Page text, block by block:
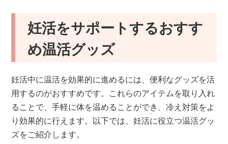
妊活をサポートするおすす
め温活グッズ
妊活中に温活を効果的に進めるには、便利なグッズを活
用するのがおすすめです。これらのアイテムを取り入れ
ることで、手軽に体を温めることができ、冷え対策をよ
り効果的に行えます。以下では、妊活に役立つ温活グッ
ズをご紹介します。